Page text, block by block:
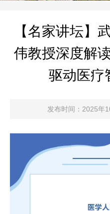
【名家讲坛】
伟教授深度解
驱动医疗
发布时间：2025年